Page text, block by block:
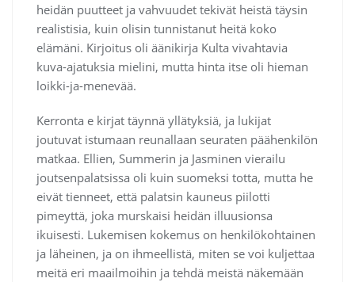
heidän puutteet ja vahvuudet tekivät heistä täysin
realistisia, kuin olisin tunnistanut heitä koko
elämäni. Kirjoitus oli äänikirja Kulta vivahtavia
kuva-ajatuksia mielini, mutta hinta itse oli hieman
loikki-ja-menevää.
Kerronta e kirjat​ täynnä yllätyksiä, ja lukijat
joutuvat istumaan reunallaan seuraten päähenkilön
matkaa. Ellien, Summerin ja Jasminen vierailu
joutsenpalatsissa oli kuin suomeksi totta, mutta he
eivät tienneet, että palatsin kauneus piilotti
pimeyttä, joka murskaisi heidän illuusionsa
ikuisesti. Lukemisen kokemus on henkilökohtainen
ja läheinen, ja on ihmeellistä, miten se voi kuljettaa
meitä eri maailmoihin ja tehdä meistä näkemään